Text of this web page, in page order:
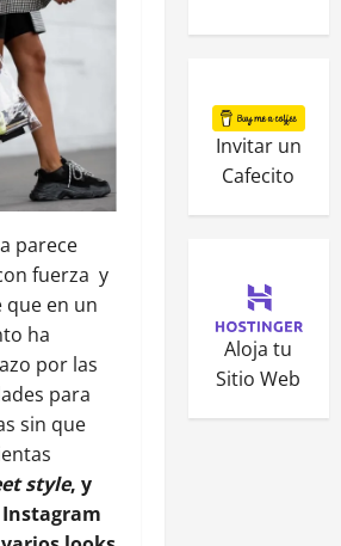
parece
fuerza y
que en un
ha
por las
para
sin que
style, y
Invitar un
Cafecito
Aloja tu
Sitio Web